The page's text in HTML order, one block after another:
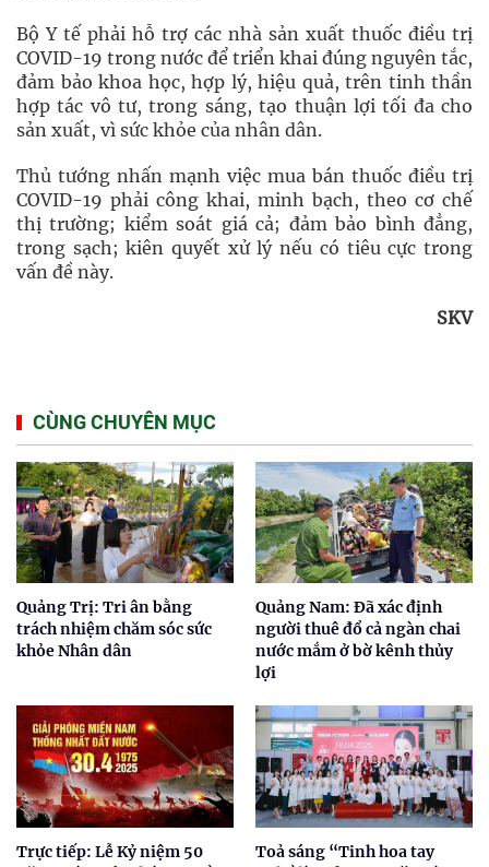
Bộ Y tế phải hỗ trợ các nhà sản xuất thuốc điều trị
COVID-19 trong nước để triển khai đúng nguyên tắc,
đảm bảo khoa học, hợp lý, hiệu quả, trên tinh thần
hợp tác vô tư, trong sáng, tạo thuận lợi tối đa cho
sản xuất, vì sức khỏe của nhân dân.
Thủ tướng nhấn mạnh việc mua bán thuốc điều trị
COVID-19 phải công khai, minh bạch, theo cơ chế
thị trường; kiểm soát giá cả; đảm bảo bình đẳng,
trong sạch; kiên quyết xử lý nếu có tiêu cực trong
vấn đề này.
SKV
CÙNG CHUYÊN MỤC
Quảng Trị: Tri ân bằng
trách nhiệm chăm sóc sức
khỏe Nhân dân
Quảng Nam: Đã xác định
người thuê đổ cả ngàn chai
nước mắm ở bờ kênh thủy
lợi
Trực tiếp: Lễ Kỷ niệm 50
Toả sáng “Tinh hoa tay